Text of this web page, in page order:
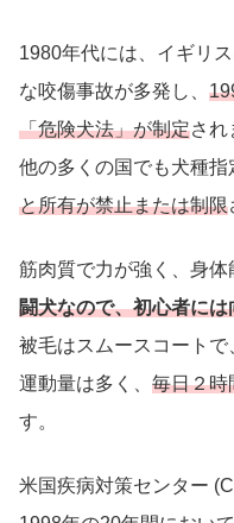
1980年代には、イギリ
な咬傷事故が多発し、
「危険犬法」が制定され
他の多くの国でも犬種指
と所有が禁止または制限
筋肉質で力が強く、身体
闘犬なので、初心者には
被毛はスムースコートで
運動量は多く、 毎日２時
す。
米国疾病対策センター